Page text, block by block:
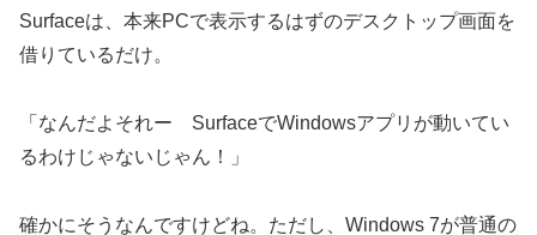
Surfaceは、本来PCで表示するはずのデスクトップ画面を
借りているだけ。
「なんだよそれー SurfaceでWindowsアプリが動いてい
るわけじゃないじゃん！」
確かにそうなんですけどね。ただし、Windows 7が普通の